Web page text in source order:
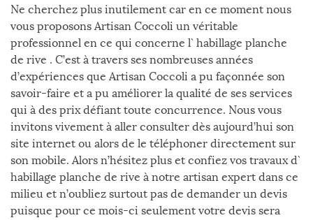
Ne cherchez plus inutilement car en ce moment nous
vous proposons Artisan Coccoli un véritable
professionnel en ce qui concerne l` habillage planche
de rive . C’est à travers ses nombreuses années
d’expériences que Artisan Coccoli a pu façonnée son
savoir-faire et a pu améliorer la qualité de ses services
qui à des prix défiant toute concurrence. Nous vous
invitons vivement à aller consulter dès aujourd’hui son
site internet ou alors de le téléphoner directement sur
son mobile. Alors n’hésitez plus et confiez vos travaux d`
habillage planche de rive à notre artisan expert dans ce
milieu et n’oubliez surtout pas de demander un devis
puisque pour ce mois-ci seulement votre devis sera